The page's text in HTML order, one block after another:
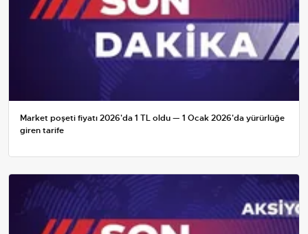
Market poşeti fiyatı 2026'da 1 TL oldu — 1 Ocak 2026'da yürürlüğe
giren tarife